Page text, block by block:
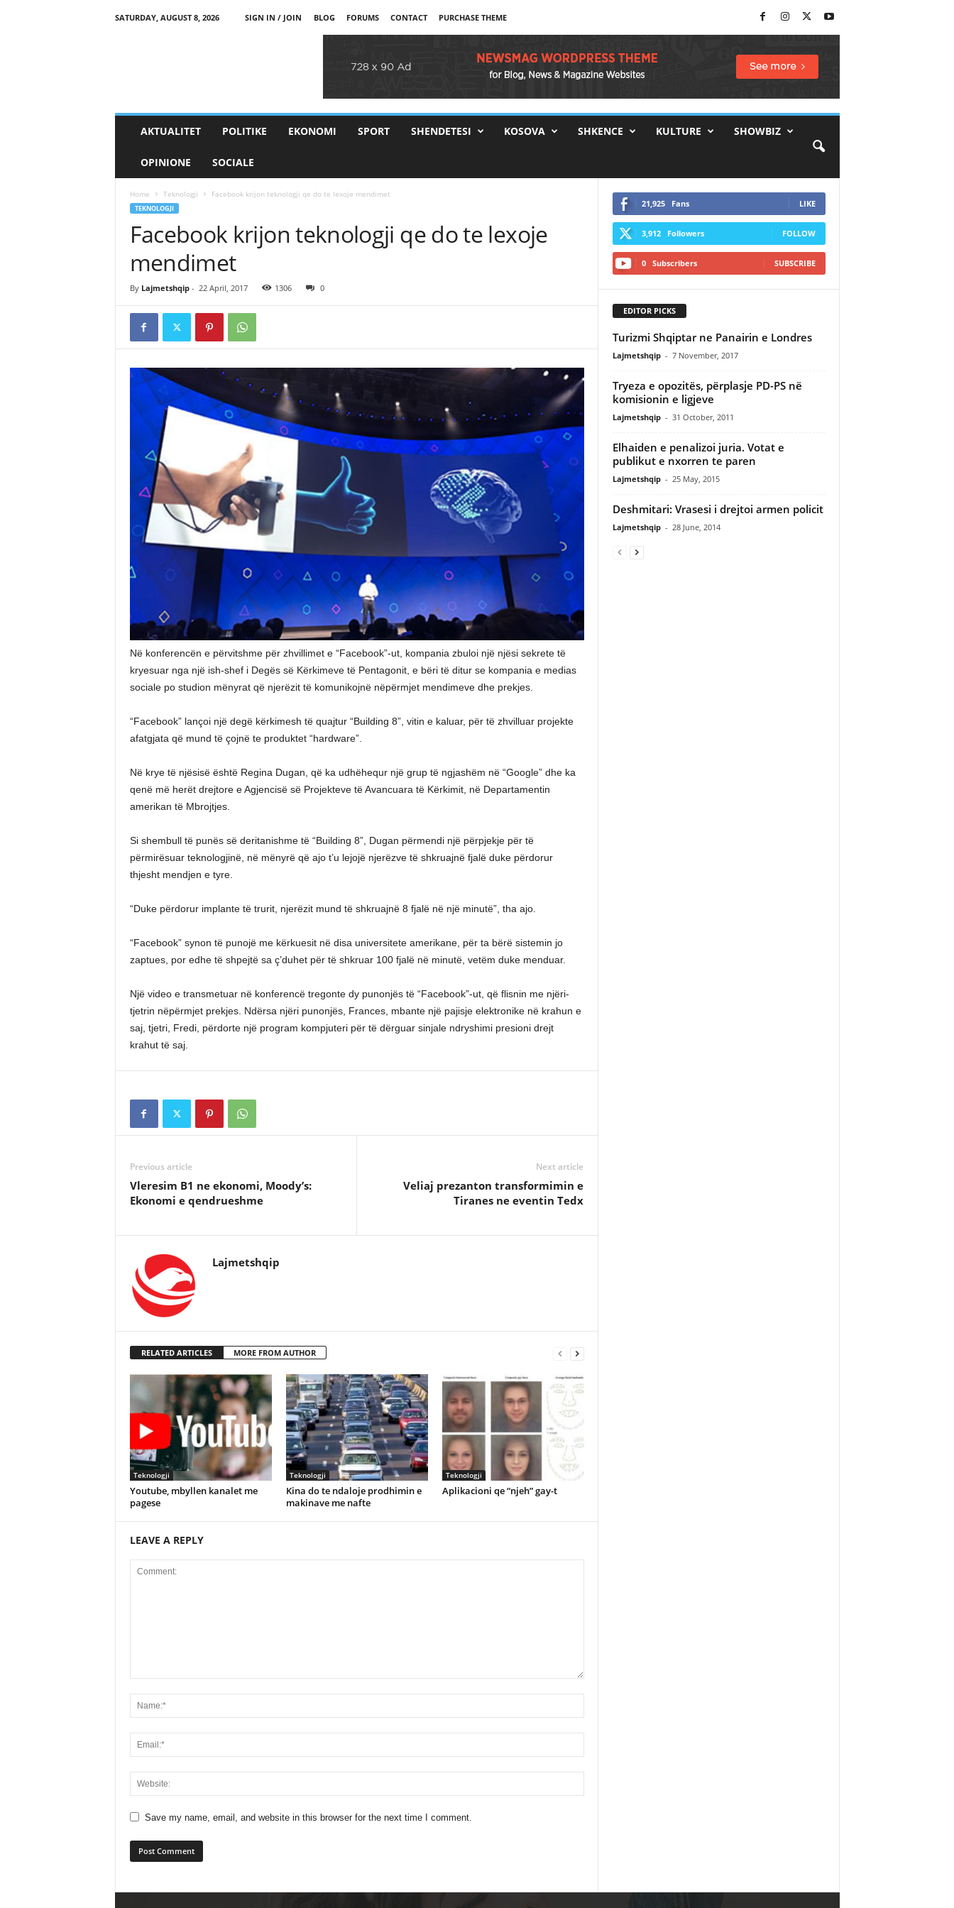
SATURDAY, AUGUST 8, 2026 SIGN IN / JOIN BLOG FORUMS CONTACT PURCHASE THEME
AKTUALITET POLITIKE EKONOMI SPORT SHENDETESI KOSOVA SHKENCE KULTURE SHOWBIZ
OPINIONE SOCIALE
Home Teknologji Facebook krijon teknologji qe do te lexoje mendimet
TEKNOLOGJI
Facebook krijon teknologji qe do te lexoje
mendimet
By Lajmetshqip- 22 April, 2017 1306 0
Në konferencën e përvitshme për zhvillimet e “Facebook”-ut, kompania zbuloi një njësi sekrete të
kryesuar nga një ish-shef i Degës së Kërkimeve të Pentagonit, e bëri të ditur se kompania e medias
sociale po studion mënyrat që njerëzit të komunikojnë nëpërmjet mendimeve dhe prekjes.
“Facebook” lançoi një degë kërkimesh të quajtur “Building 8”, vitin e kaluar, për të zhvilluar projekte
afatgjata që mund të çojnë te produktet “hardware”.
Në krye të njësisë është Regina Dugan, që ka udhëhequr një grup të ngjashëm në “Google” dhe ka
qenë më herët drejtore e Agjencisë së Projekteve të Avancuara të Kërkimit, në Departamentin
amerikan të Mbrojtjes.
Si shembull të punës së deritanishme të “Building 8”, Dugan përmendi një përpjekje për të
përmirësuar teknologjinë, në mënyrë që ajo t’u lejojë njerëzve të shkruajnë fjalë duke përdorur
thjesht mendjen e tyre.
“Duke përdorur implante të trurit, njerëzit mund të shkruajnë 8 fjalë në një minutë”, tha ajo.
“Facebook” synon të punojë me kërkuesit në disa universitete amerikane, për ta bërë sistemin jo
zaptues, por edhe të shpejtë sa ç’duhet për të shkruar 100 fjalë në minutë, vetëm duke menduar.
Një video e transmetuar në konferencë tregonte dy punonjës të “Facebook”-ut, që flisnin me njëri-
tjetrin nëpërmjet prekjes. Ndërsa njëri punonjës, Frances, mbante një pajisje elektronike në krahun e
saj, tjetri, Fredi, përdorte një program kompjuteri për të dërguar sinjale ndryshimi presioni drejt
krahut të saj.
Previous article
Vleresim B1 ne ekonomi, Moody’s:
Ekonomi e qendrueshme
Next article
Veliaj prezanton transformimin e
Tiranes ne eventin Tedx
Lajmetshqip
RELATED ARTICLES MORE FROM AUTHOR
Teknologji
Youtube, mbyllen kanalet me
pagese
Teknologji
Kina do te ndaloje prodhimin e
makinave me nafte
Teknologji
Aplikacioni qe “njeh” gay-t
LEAVE A REPLY
Save my name, email, and website in this browser for the next time I comment.
21,925 Fans LIKE
3,912 Followers FOLLOW
0 Subscribers SUBSCRIBE
EDITOR PICKS
Turizmi Shqiptar ne Panairin e Londres
Lajmetshqip - 7 November, 2017
Tryeza e opozitës, përplasje PD-PS në
komisionin e ligjeve
Lajmetshqip - 31 October, 2011
Elhaiden e penalizoi juria. Votat e
publikut e nxorren te paren
Lajmetshqip - 25 May, 2015
Deshmitari: Vrasesi i drejtoi armen policit
Lajmetshqip - 28 June, 2014